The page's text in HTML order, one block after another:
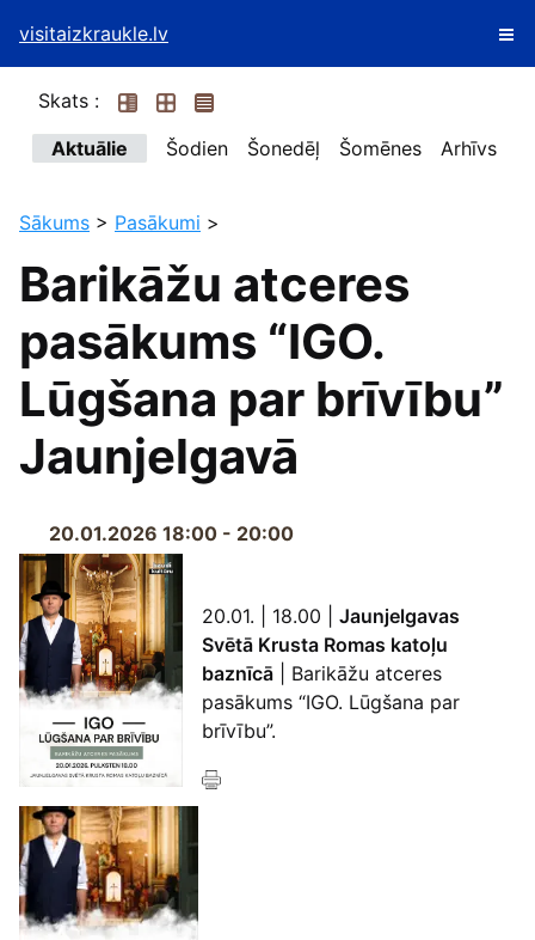
visitaizkraukle.lv
Skats :
Aktuālie
Šodien Šonedēļ Šomēnes Arhīvs
Sākums > Pasākumi >
Barikāžu atceres
pasākums “IGO.
Lūgšana par brīvību”
Jaunjelgavā
20.01.2026 18:00 - 20:00
20.01. | 18.00 |Jaunjelgavas
Svētā Krusta Romas katoļu
baznīcā | Barikāžu atceres
pasākums “IGO. Lūgšana par
brīvību”.